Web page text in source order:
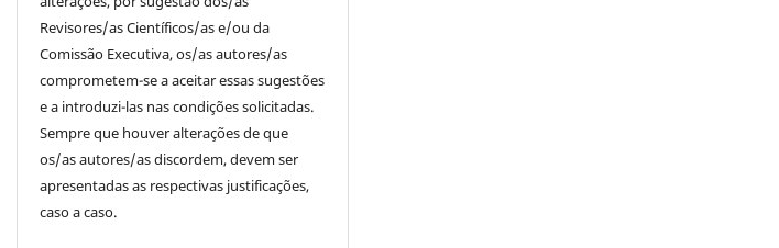
Revisores/as Científicos/as e/ou da
Comissão Executiva, os/as autores/as
comprometem-se a aceitar essas sugestões
e a introduzi-las nas condições solicitadas.
Sempre que houver alterações de que
os/as autores/as discordem, devem ser
apresentadas as respectivas justificações,
caso a caso.